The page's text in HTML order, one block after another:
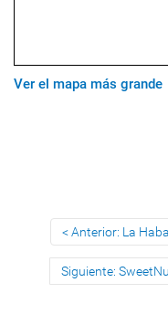
Ver el mapa más grande
Anterior: La
Siguiente: